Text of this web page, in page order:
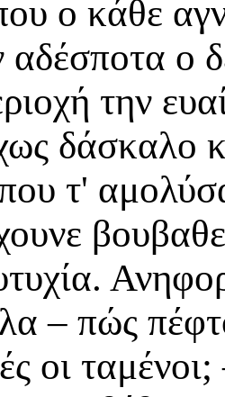
ο κάθε
ο
την
δάσκαλο
που τ'
– πώς
οι